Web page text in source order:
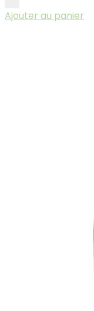
Ajouter au panier